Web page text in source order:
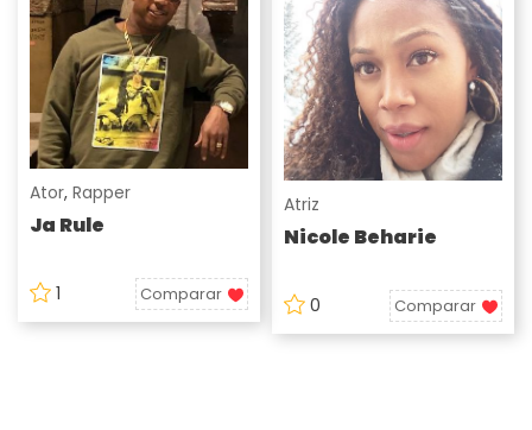
Ator, Rapper
Ja Rule
1 Comparar
Atriz
Nicole Beharie
0 Comparar